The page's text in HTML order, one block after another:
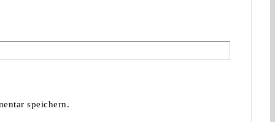
speichern.